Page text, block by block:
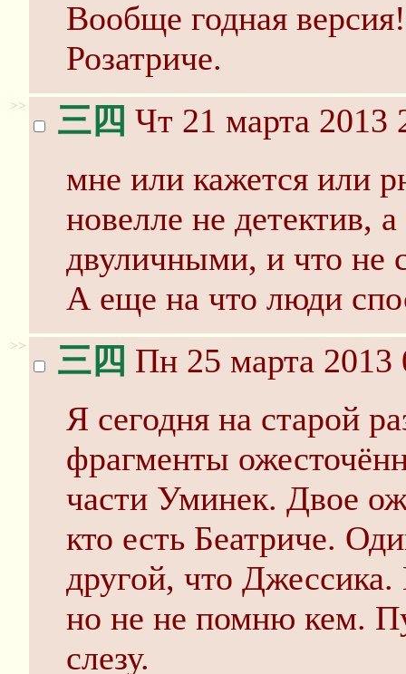
Вообще годная
Розатриче.
>> 三四 Чт 21 марта 2013
мне или кажется или
новелле не детектив,
двуличными, и что не
А еще на что люди
>> 三四 Пн 25 марта 2013
Я сегодня на старой
фрагменты
части Уминек. Двое
кто есть Беатриче.
другой, что
но не не помню кем.
слезу.